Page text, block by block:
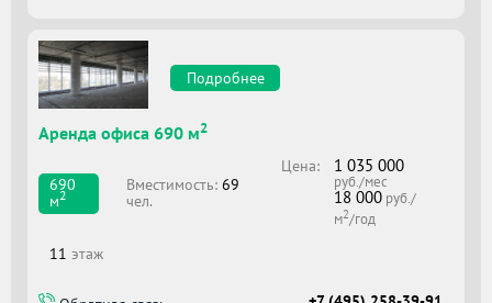
Подробнее
Аренда офиса 690 м2
690
м2
Вместимоcть:69
чел.
Цена: 1 035 000
руб./мес
18 000руб./
м2/год
11 этаж